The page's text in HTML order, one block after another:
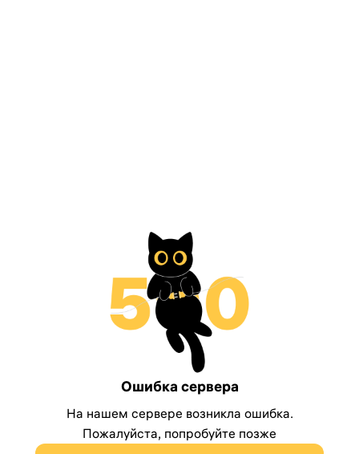
Ошибка сервера
На нашем сервере возникла ошибка.
Пожалуйста, попробуйте позже